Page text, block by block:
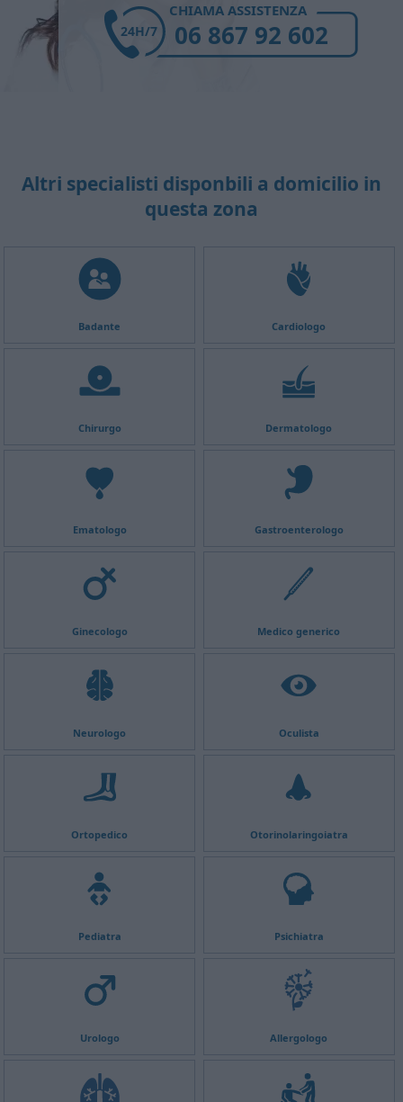
CHIAMA ASSISTENZA
06 867 92 602
24H/7
Altri specialisti disponbili a domicilio in
questa zona
Badante Cardiologo
Chirurgo Dermatologo
Ematologo Gastroenterologo
Ginecologo Medico generico
Neurologo Oculista
Ortopedico Otorinolaringoiatra
Pediatra Psichiatra
Urologo Allergologo